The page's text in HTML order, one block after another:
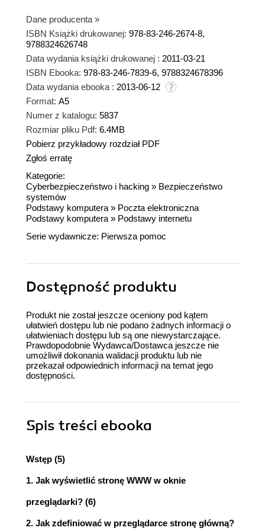
Dane producenta »
ISBN Książki drukowanej: 978-83-246-2674-8,
9788324626748
Data wydania książki drukowanej : 2011-03-21
ISBN Ebooka: 978-83-246-7839-6, 9788324678396
Data wydania ebooka : 2013-06-12
Format: A5
Numer z katalogu: 5837
Rozmiar pliku Pdf: 6.4MB
Pobierz przykładowy rozdział PDF
Zgłoś erratę
Kategorie:
Cyberbezpieczeństwo i hacking » Bezpieczeństwo
systemów
Podstawy komputera » Poczta elektroniczna
Podstawy komputera » Podstawy internetu
Serie wydawnicze: Pierwsza pomoc
Dostępność produktu
Produkt nie został jeszcze oceniony pod kątem
ułatwień dostępu lub nie podano żadnych informacji o
ułatwieniach dostępu lub są one niewystarczające.
Prawdopodobnie Wydawca/Dostawca jeszcze nie
umożliwił dokonania walidacji produktu lub nie
przekazał odpowiednich informacji na temat jego
dostępności.
Spis treści ebooka
Wstęp (5)
1. Jak wyświetlić stronę WWW w oknie
przeglądarki? (6)
2. Jak zdefiniować w przeglądarce stronę główną?